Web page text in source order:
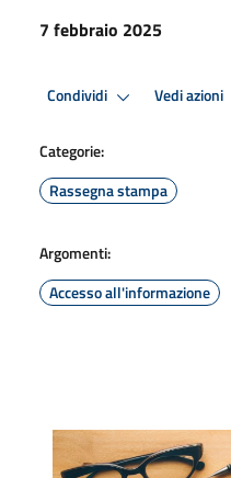
7 febbraio 2025
Condividi Vedi azioni
Categorie:
Rassegna stampa
Argomenti:
Accesso all'informazione